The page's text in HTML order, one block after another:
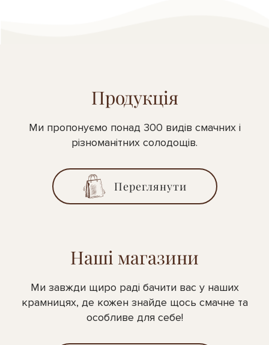
Продукція
Ми пропонуємо понад 300 видів смачних і
різноманітних солодощів.
Переглянути
Наші магазини
Ми завжди щиро раді бачити вас у наших
крамницях, де кожен знайде щось смачне та
особливе для себе!